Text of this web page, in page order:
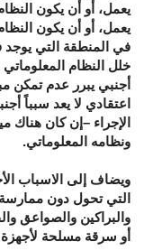
يعمل، أو أن يكون
يعمل، أو أن يكون
في المنطقة التي يوجد
خلل النظام
أجنبي يبرر عدم تمكن
اعتقادي لا يعد سبباً
الإجراء –إن كان هناك
ونظامه المعلوماتي.
التي تحول دون ممارسة
والبراكين والصواعق
أو سرقة مسلحة